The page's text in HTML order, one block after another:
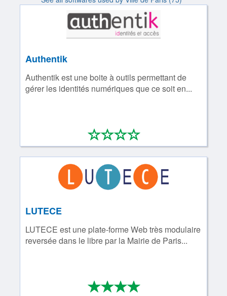
Authentik
Authentik est une boite à outils permettant de
gérer les identités numériques que ce soit en...
****
0/4
LUTECE
LUTECE est une plate-forme Web très modulaire
reversée dans le libre par la Mairie de Paris...
****
4/4